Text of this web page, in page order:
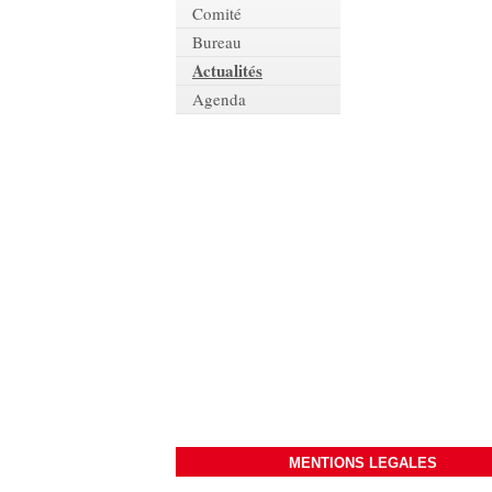
Comité
Bureau
Actualités
Agenda
MENTIONS LEGALES